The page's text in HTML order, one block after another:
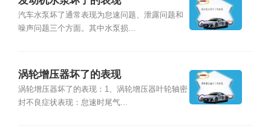
汽车水泵坏了通常表现为怠速问题、泄露问题和
噪声问题三个方面。其中水泵损...
涡轮增压器坏了的表现
涡轮增压器坏了的表现：1、涡轮增压器叶轮轴密
封不良症状表现：怠速时尾气...